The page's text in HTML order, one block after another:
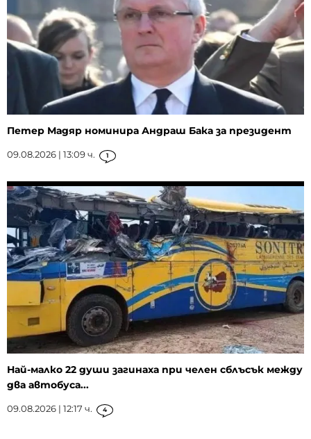
Петер Мадяр номинира Андраш Бака за президент
09.08.2026 | 13:09 ч. 1
Най-малко 22 души загинаха при челен сблъсък между
два автобуса...
09.08.2026 | 12:17 ч. 4